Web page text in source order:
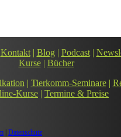
Kontakt | Blog | Podcast|
Kurse | Bücher
| Tierkomm-Seminare|
Kurse | Termine & Preise
| Datenschutz